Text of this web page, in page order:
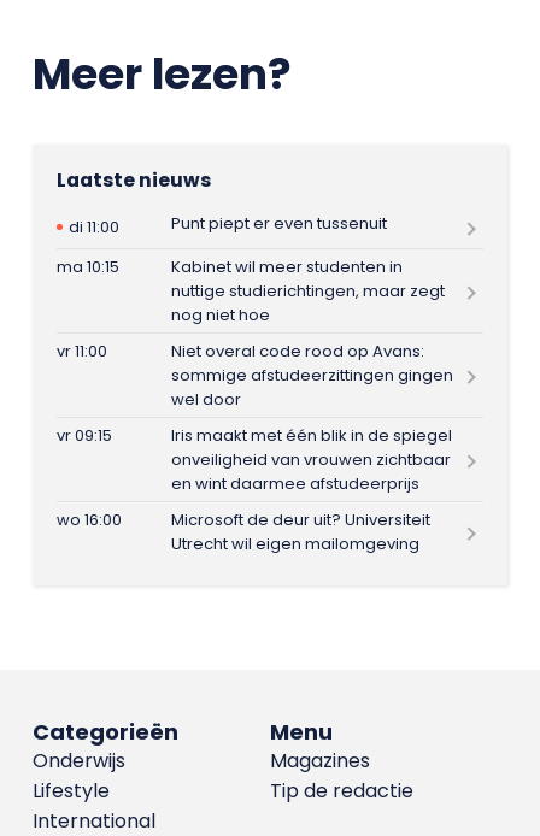
Meer lezen?
Laatste nieuws
di 11:00
Punt piept er even tussenuit
ma 10:15
Kabinet wil meer studenten in
nuttige studierichtingen, maar zegt
nog niet hoe
vr 11:00
Niet overal code rood op Avans:
sommige afstudeerzittingen gingen
wel door
vr 09:15
Iris maakt met één blik in de spiegel
onveiligheid van vrouwen zichtbaar
en wint daarmee afstudeerprijs
wo 16:00
Microsoft de deur uit? Universiteit
Utrecht wil eigen mailomgeving
Menu
Magazines
Tip de redactie
Categorieën
Onderwijs
Lifestyle
International